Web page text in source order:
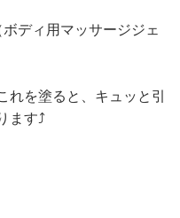
ディ用マッサージジェ
れを塗ると、キュッと引
ます⤴️